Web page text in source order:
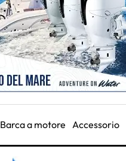
Barca a motore Accessorio